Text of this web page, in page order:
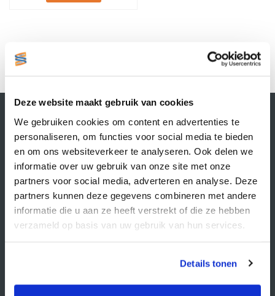
Deze website maakt gebruik van cookies
We gebruiken cookies om content en advertenties te
personaliseren, om functies voor social media te bieden
en om ons websiteverkeer te analyseren. Ook delen we
informatie over uw gebruik van onze site met onze
partners voor social media, adverteren en analyse. Deze
partners kunnen deze gegevens combineren met andere
informatie die u aan ze heeft verstrekt of die ze hebben
verzameld op basis van uw gebruik van hun services.
Details tonen
1
Contactgegevens
Supply Service B.V.
Nijverheidsstraat 25-K
3861 RJ Nijkerk
info@supplyservice.nl
+31 33 468 13 42
KvK nummer: 66384737